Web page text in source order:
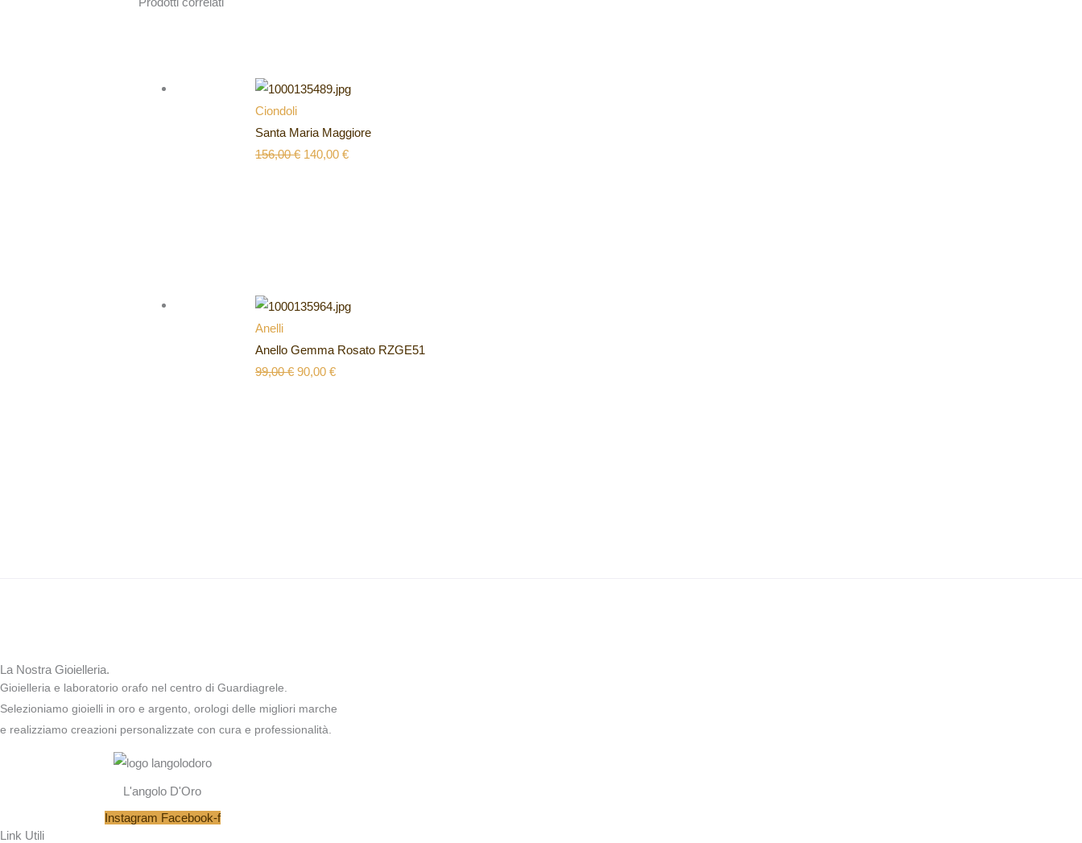
Ciondoli
Santa Maria Maggiore
156,00€ 140,00€
Anelli
Anello Gemma Rosato RZGE51
99,00€ 90,00€
La Nostra Gioielleria.
Gioielleria e laboratorio orafo nel centro di Guardiagrele.
Selezioniamo gioielli in oro e argento, orologi delle migliori marche
e realizziamo creazioni personalizzate con cura e professionalità.
L'angolo D'Oro
Instagram Facebook-f
Link Utili